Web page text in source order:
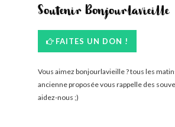
Soutenir Bonjourlavieille
FAITES UN DON !
Vous aimez bonjourlavieille ? tous les
ancienne proposée vous rappelle des
aidez-nous ;)